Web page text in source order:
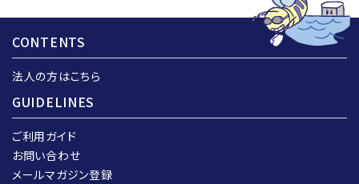
CONTENTS
法人の方はこちら
GUIDELINES
ご利用ガイド
お問い合わせ
メールマガジン登録